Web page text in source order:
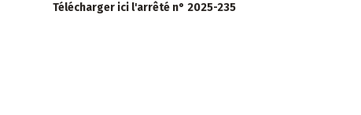
Télécharger ici l'arrêté n° 2025-235